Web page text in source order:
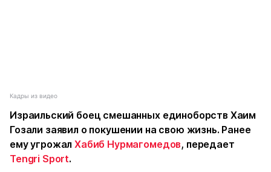
Кадры из видео
Израильский боец смешанных единоборств Хаим
Гозали заявил о покушении на свою жизнь. Ранее
ему угрожалХабиб Нурмагомедов, передает
Tengri Sport.